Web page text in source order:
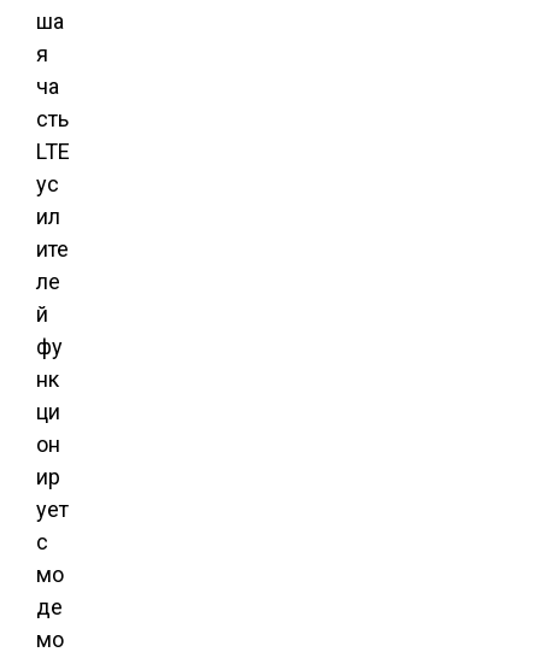
ша
я
ча
сть
LTE
ус
ил
ите
ле
й
фу
нк
ци
он
ир
ует
с
мо
де
мо